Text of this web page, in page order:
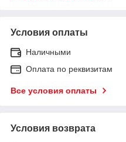
Условия оплаты
Наличными
Оплата по реквизитам
Все условия оплаты
Условия возврата